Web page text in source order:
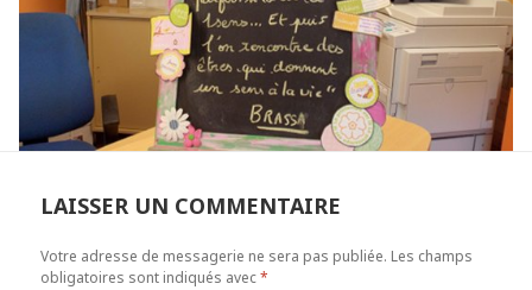
LAISSER UN COMMENTAIRE
Votre adresse de messagerie ne sera pas publiée. Les champs
obligatoires sont indiqués avec*